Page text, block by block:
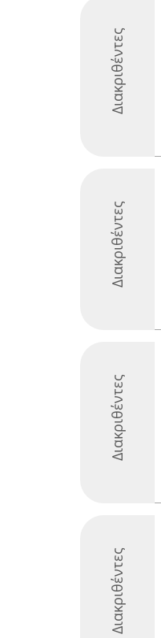
Διακριθέντες
Διακριθέντες
Διακριθέντες
Διακριθέντες